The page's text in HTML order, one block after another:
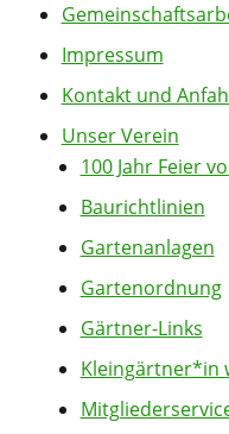
Impressum
Kontakt und
Unser Verein
100 Jahr Feier
Baurichtlinien
Gartenanlagen
Gartenordnung
Gärtner-Links
Kleingärtner*in